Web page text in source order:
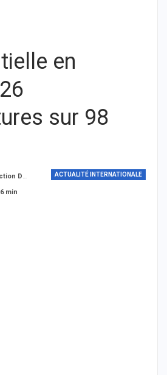
en
sur 98
ACTUALITÉ INTERNATIONALE
min